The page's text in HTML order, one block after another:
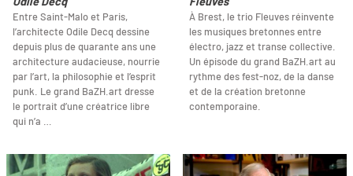
Entre Saint-Malo et Paris,
l’architecte Odile Decq dessine
depuis plus de quarante ans une
architecture audacieuse, nourrie
par l’art, la philosophie et l’esprit
punk. Le grand BaZH.art dresse
le portrait d’une créatrice libre
qui n’a …
À Brest, le trio Fleuves réinvente
les musiques bretonnes entre
électro, jazz et transe collective.
Un épisode du grand BaZH.art au
rythme des fest-noz, de la danse
et de la création bretonne
contemporaine.